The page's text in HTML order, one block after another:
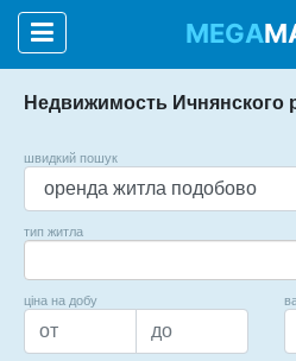
MEGA
Недвижимость Ичнянского
швидкий пошук
тип житла
ціна на добу